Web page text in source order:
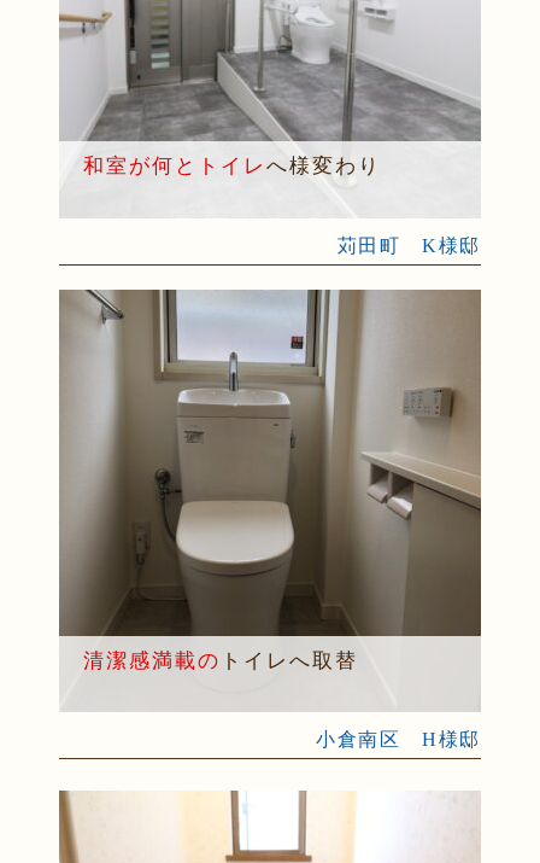
和室が何とトイレ へ様変わり
苅田町 K様邸
清潔感満載の トイレへ取替
小倉南区 H様邸